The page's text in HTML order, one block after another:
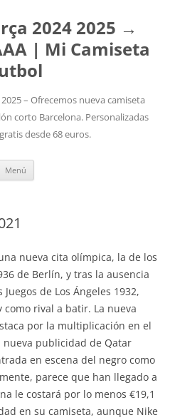
2024 2025 →
| Mi Camiseta
– Ofrecemos nueva camiseta
corto Barcelona. Personalizadas
desde 68 euros.
Menú
nueva cita olímpica, la de los
de Berlín, y tras la ausencia
de Los Ángeles 1932,
rival a batir. La nueva
por la multiplicación en el
publicidad de Qatar
en escena del negro como
parece que han llegado a
le costará por lo menos €19,1
en su camiseta, aunque Nike